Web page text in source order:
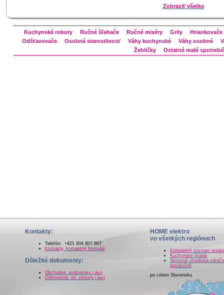
Zobraziť všetko
Kuchynské roboty Ručné šľahače Ručné mixéry Grily
Odšťavovače
Osobná starostlivosť Váhy kuchynské Váhy osobné
Žehličky
Ostatné malé
Kontakty:
Telefón: +421 904 807 907
Kontakty, kontaktný formulár
Dôležité dokumenty:
Obchodne_podmienky (.doc)
Odstupenie_od_zmluvy (.doc)
HOME elektro
vo všetkých regiónoch
Kompletný zoznam
Kuchynské štúdiá
Servisné strediská
pozáručné
po celom Slovensku